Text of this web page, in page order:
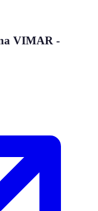
VIMAR -